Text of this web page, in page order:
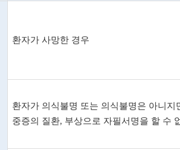
환자가 사망한 경우
환자가 의식불명 또는 의식불명은 아니지
중증의 질환, 부상으로 자필서명을 할 수